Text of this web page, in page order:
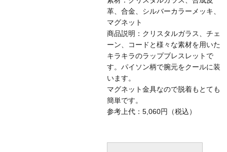
革、合金、シルバーカラーメッキ、
マグネット
商品説明：クリスタルガラス、チェ
ーン、コードと様々な素材を用いた
キラキラのラップブレスレットで
す。パイソン柄で腕元をクールに装
います。
マグネット金具なので脱着もとても
簡単です。
参考上代：5,060円（税込）